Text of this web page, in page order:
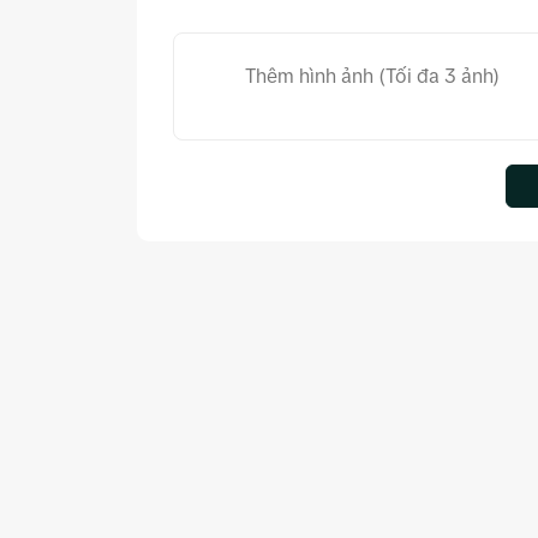
Thêm hình ảnh (Tối đa 3 ảnh)